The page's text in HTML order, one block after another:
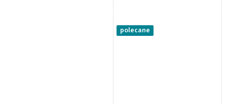
polecane